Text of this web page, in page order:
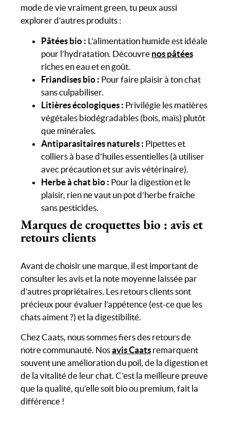
mode de vie vraiment green, tu peux aussi
explorer d’autres produits :
Pâtées bio : L’alimentation humide est idéale
pour l’hydratation. Découvre nos pâtées
riches en eau et en goût.
Friandises bio : Pour faire plaisir à ton chat
sans culpabiliser.
Litières écologiques : Privilégie les matières
végétales biodégradables (bois, maïs) plutôt
que minérales.
Antiparasitaires naturels : Pipettes et
colliers à base d’huiles essentielles (à utiliser
avec précaution et sur avis vétérinaire).
Herbe à chat bio : Pour la digestion et le
plaisir, rien ne vaut un pot d’herbe fraîche
sans pesticides.
Marques de croquettes bio : avis et
retours clients
Avant de choisir une marque, il est important de
consulter les avis et la note moyenne laissée par
d’autres propriétaires. Les retours clients sont
précieux pour évaluer l’appétence (est-ce que les
chats aiment ?) et la digestibilité.
Chez Caats, nous sommes fiers des retours de
notre communauté. Nosavis Caats remarquent
souvent une amélioration du poil, de la digestion et
de la vitalité de leur chat. C’est la meilleure preuve
que la qualité, qu’elle soit bio ou premium, fait la
différence !